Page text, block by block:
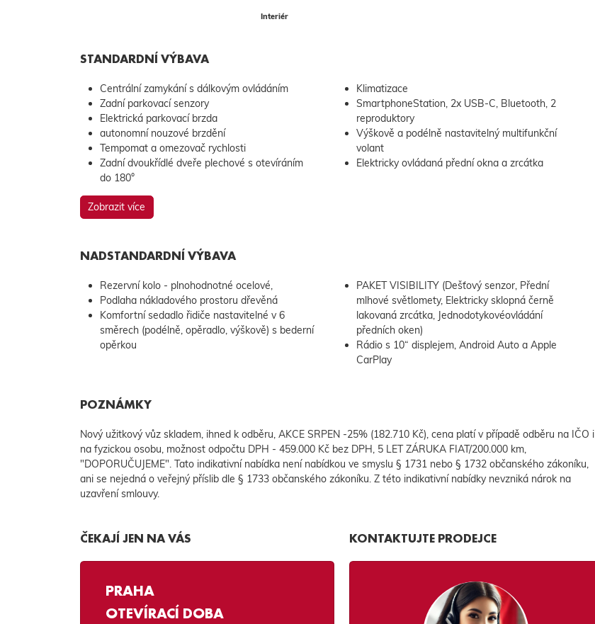
Interiér
STANDARDNÍ VÝBAVA
Centrální zamykání s dálkovým ovládáním
Zadní parkovací senzory
Elektrická parkovací brzda
autonomní nouzové brzdění
Tempomat a omezovač rychlosti
Zadní dvoukřídlé dveře plechové s otevíráním
do 180°
Klimatizace
SmartphoneStation, 2x USB-C, Bluetooth, 2
reproduktory
Výškově a podélně nastavitelný multifunkční
volant
Elektricky ovládaná přední okna a zrcátka
Zobrazit více
NADSTANDARDNÍ VÝBAVA
Rezervní kolo - plnohodnotné ocelové,
Podlaha nákladového prostoru dřevěná
Komfortní sedadlo řidiče nastavitelné v 6
směrech (podélně, opěradlo, výškově) s bederní
opěrkou
PAKET VISIBILITY (Dešťový senzor, Přední
mlhové světlomety, Elektricky sklopná černě
lakovaná zrcátka, Jednodotykovéovládání
předních oken)
Rádio s 10“ displejem, Android Auto a Apple
CarPlay
POZNÁMKY
Nový užitkový vůz skladem, ihned k odběru, AKCE SRPEN -25% (182.710 Kč), cena platí v případě odběru na IČO i
na fyzickou osobu, možnost odpočtu DPH - 459.000 Kč bez DPH, 5 LET ZÁRUKA FIAT/200.000 km,
"DOPORUČUJEME". Tato indikativní nabídka není nabídkou ve smyslu § 1731 nebo § 1732 občanského zákoníku,
ani se nejedná o veřejný příslib dle § 1733 občanského zákoníku. Z této indikativní nabídky nevzniká nárok na
uzavření smlouvy.
ČEKAJÍ JEN NA VÁS
PRAHA
OTEVÍRACÍ DOBA
KONTAKTUJTE PRODEJCE